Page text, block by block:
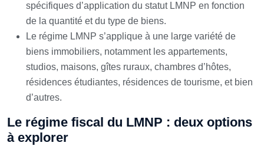
spécifiques d’application du statut LMNP en fonction
de la quantité et du type de biens.
Le régime LMNP s’applique à une large variété de
biens immobiliers, notamment les appartements,
studios, maisons, gîtes ruraux, chambres d’hôtes,
résidences étudiantes, résidences de tourisme, et bien
d’autres.
Le régime fiscal du LMNP : deux options
à explorer